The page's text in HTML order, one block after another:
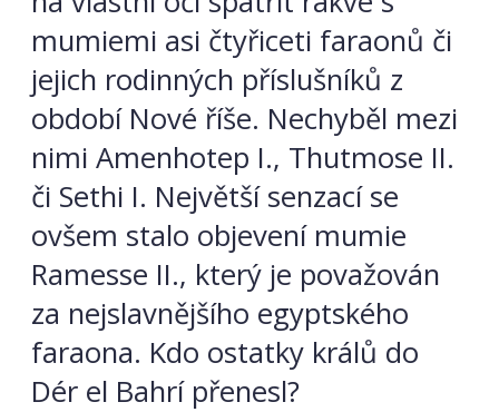
mumiemi asi čtyřiceti faraonů či
jejich rodinných příslušníků z
období Nové říše. Nechyběl mezi
nimi Amen­hotep I., Thutmose II.
či Sethi I. Největší senzací se
ovšem stalo objevení mumie
Ramesse II., který je považován
za nejslavnějšího egyptského
faraona. Kdo ostatky králů do
Dér el Bahrí přenesl?